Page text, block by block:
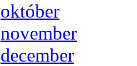
ok­tó­ber
no­vem­ber
de­cem­ber